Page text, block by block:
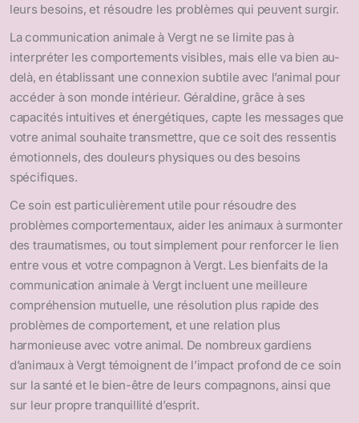
leurs besoins, et résoudre les problèmes qui peuvent surgir.
La communication animale à Vergt ne se limite pas à
interpréter les comportements visibles, mais elle va bien au-
delà, en établissant une connexion subtile avec l’animal pour
accéder à son monde intérieur. Géraldine, grâce à ses
capacités intuitives et énergétiques, capte les messages que
votre animal souhaite transmettre, que ce soit des ressentis
émotionnels, des douleurs physiques ou des besoins
spécifiques.
Ce soin est particulièrement utile pour résoudre des
problèmes comportementaux, aider les animaux à surmonter
des traumatismes, ou tout simplement pour renforcer le lien
entre vous et votre compagnon à Vergt. Les bienfaits de la
communication animale à Vergt incluent une meilleure
compréhension mutuelle, une résolution plus rapide des
problèmes de comportement, et une relation plus
harmonieuse avec votre animal. De nombreux gardiens
d’animaux à Vergt témoignent de l’impact profond de ce soin
sur la santé et le bien-être de leurs compagnons, ainsi que
sur leur propre tranquillité d’esprit.